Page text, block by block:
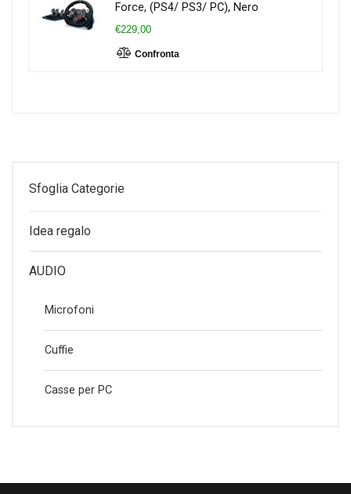
Force, (PS4/ PS3/ PC), Nero
€229,00
Confronta
Sfoglia Categorie
Idea regalo
AUDIO
Microfoni
Cuffie
Casse per PC